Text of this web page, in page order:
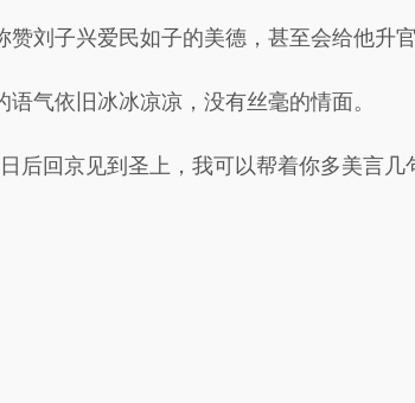
刘子兴爱民如子的美德，甚至会给他升官
气依旧冰冰凉凉，没有丝毫的情面。
后回京见到圣上，我可以帮着你多美言几